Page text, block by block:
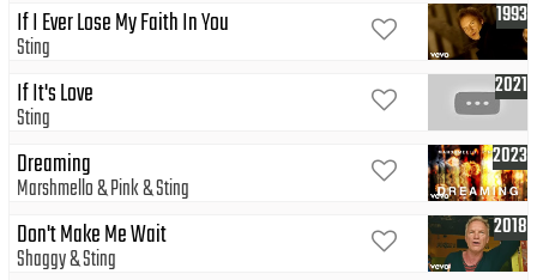
1993
If I Ever Lose My Faith In You
Sting
2021
If It's Love
Sting
2023
Dreaming
Marshmello Pink Sting
2018
Don't Make Me Wait
Shaggy Sting